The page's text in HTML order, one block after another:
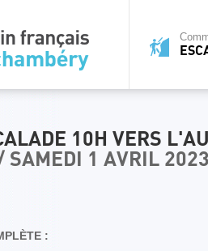
10H VERS
SAMEDI 1 AVRIL
: